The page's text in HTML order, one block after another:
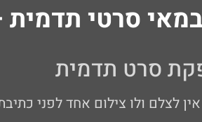
תדמית – פרק 4 –
סרט תדמית
לצלם ולו צילום אחד לפני